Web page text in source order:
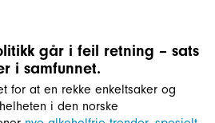
går i feil retning – sats
i samfunnet.
for at en rekke enkeltsaker og
i den norske